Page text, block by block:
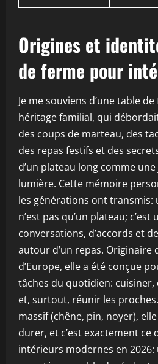
Origines et
de ferme pour
Je me souviens d’une table
héritage familial, qui
des coups de marteau, des
des repas festifs et des
d’un plateau long comme
lumière. Cette mémoire
les générations ont transmis:
n’est pas qu’un plateau;
conversations, d’accords et
autour d’un repas. Originaire
d’Europe, elle a été conçue
tâches du quotidien:
et, surtout, réunir les
massif (chêne, pin, noyer),
durer, et c’est exactement ce
intérieurs modernes en 2026: